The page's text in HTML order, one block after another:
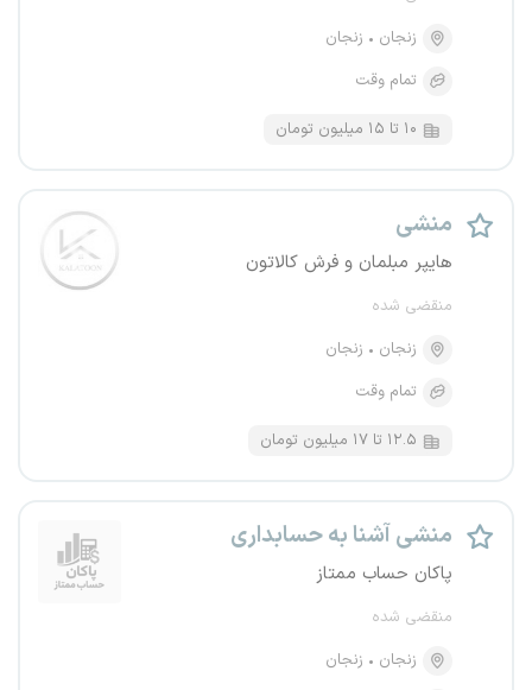
زنجان
زنجان
تمام وقت
۱۰ تا ۱۵ میلیون تومان
منشی
هایپر مبلمان و فرش کالاتون
منقضی شده
زنجان
زنجان
تمام وقت
۱۲.۵ تا ۱۷ میلیون تومان
منشی آشنا به حسابداری
پاکان حساب ممتاز
منقضی شده
زنجان
زنجان